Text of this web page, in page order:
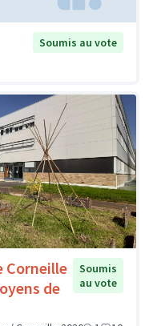
Soumis au vote
Corneille
de
Soumis
au vote